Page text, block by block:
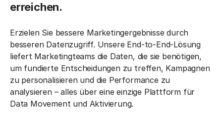
erreichen.
Erzielen Sie bessere Marketingergebnisse durch
besseren Datenzugriff. Unsere End-to-End-Lösung
liefert Marketingteams die Daten, die sie benötigen,
um fundierte Entscheidungen zu treffen, Kampagnen
zu personalisieren und die Performance zu
analysieren – alles über eine einzige Plattform für
Data Movement und Aktivierung.